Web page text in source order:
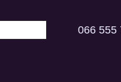
066 555